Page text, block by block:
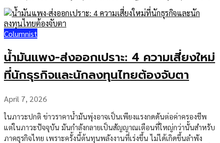
ได้โตไม่ทันค่าใช้จ่าย และเมื่อเงินสดไม่พอ หนี้จึงกลายเป็นเครื่องมือ
ประคองชีวิตประจำวัน ข้อมูลสำนักงานสถิติแห่งชาติระบุว่า ในช่วง 6
เดือนแรกของปี 2568 ครัวเรือนไทยมีรายได้เฉลี่ยเดือนละ 28,151 บาท
ขณะที่ค่าใช้จ่ายเฉลี่ยอยู่ที่ 21,984 บาท โดยหมวดอาหาร เครื่องดื่ม และ
ยาสูบเป็นค่าใช้จ่ายสูงสุด 8,118 บาท รองลงมาคือค่าที่อยู่อาศัยและเครื่อง
ใช้ภายในบ้าน 4,678 บาท และค่าเดินทาง 3,405 บาท ตัวเลขเหล่านี้ดู
เหมือนครัวเรือนยัง “เหลือเงิน” หากมองแบบบัญชีง่าย ๆ แต่ชีวิตจริงซับ
ซ้อนกว่านั้น เพราะค่าใช้จ่ายจำนวนมากไม่ได้มาอย่างสม่ำเสมอ เช่น ค่า
ภาระหนี้เดิมที่ต้องจ่ายทุกเดือน เมื่อรายจ่ายฉุกเฉินเกิดขึ้นเพียงครั้งเดียว
[…]
Columnist
น้ำมันแพง-ส่งออกเปราะ: 4 ความเสี่ยงใหม่
ที่นักธุรกิจและนักลงทุนไทยต้องจับตา
April 7, 2026
ในภาวะปกติ ข่าวราคาน้ำมันพุ่งอาจเป็นเพียงแรงกดดันต่อค่าครองชีพ
แต่ในภาวะปัจจุบัน มันกำลังกลายเป็นสัญญาณเตือนที่ใหญ่กว่านั้นสำหรับ
ภาคธุรกิจไทย เพราะครั้งนี้ต้นทุนพลังงานที่เร่งขึ้น ไม่ได้เกิดขึ้นลำพัง